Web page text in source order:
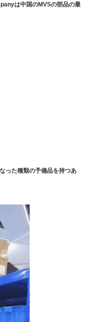
は中国のMVSの部品の最
った種類の予備品を持つあ